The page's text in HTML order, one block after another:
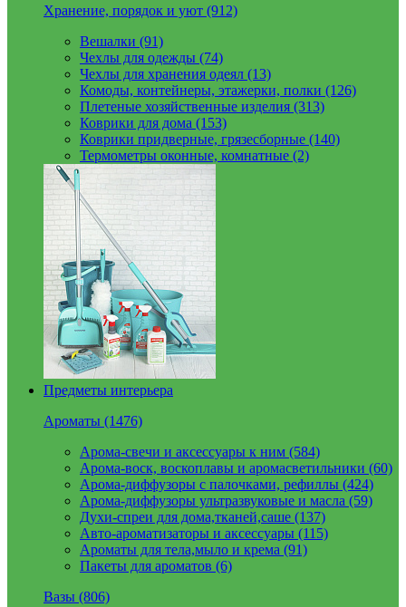
Хранение, порядок и уют (912)
Вешалки (91)
Чехлы для одежды (74)
Чехлы для хранения одеял (13)
Комоды, контейнеры, этажерки, полки (126)
Плетеные хозяйственные изделия (313)
Коврики для дома (153)
Коврики придверные, грязесборные (140)
Термометры оконные, комнатные (2)
Предметы интерьера
Ароматы (1476)
Арома-свечи и аксессуары к ним (584)
Арома-воск, воскоплавы и аромасветильники (60)
Арома-диффузоры с палочками, рефиллы (424)
Арома-диффузоры ультразвуковые и масла (59)
Духи-спреи для дома,тканей,саше (137)
Авто-ароматизаторы и аксессуары (115)
Ароматы для тела,мыло и крема (91)
Пакеты для ароматов (6)
Вазы (806)